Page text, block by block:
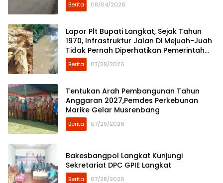
Berita 08/04/2026
Lapor Plt Bupati Langkat, Sejak Tahun
1970, Infrastruktur Jalan Di Mejuah-Juah
Tidak Pernah Diperhatikan Pemerintah
Kabupaten Langkat
Berita 07/29/2026
Tentukan Arah Pembangunan Tahun
Anggaran 2027,Pemdes Perkebunan
Marike Gelar Musrenbang
Berita 07/29/2026
Bakesbangpol Langkat Kunjungi
Sekretariat DPC GPIE Langkat
Berita 07/28/2026